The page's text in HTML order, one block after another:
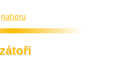
nahoru